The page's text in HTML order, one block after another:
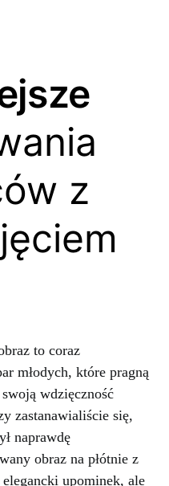
z
to coraz
młodych, które pragną
wdzięczność
zastanawialiście się,
naprawdę
obraz na płótnie z
upominek, ale